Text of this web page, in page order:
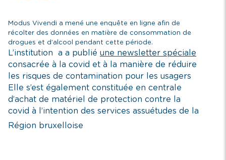
Modus Vivendi a mené une enquête en ligne afin de
récolter des données en matière de consommation de
drogues et d’alcool pendant cette période.
L’institution a a publié une newsletter spéciale
consacrée à la covid et à la manière de réduire
les risques de contamination pour les usagers
Elle s’est également constituée en centrale
d’achat de matériel de protection contre la
covid à l’intention des services assuétudes de la
Région bruxelloise